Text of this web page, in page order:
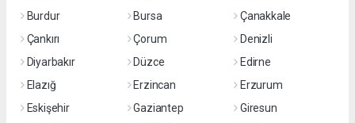
Burdur
Bursa
Çanakkale
Çankırı
Çorum
Denizli
Diyarbakır
Düzce
Edirne
Elazığ
Erzincan
Erzurum
Eskişehir
Gaziantep
Giresun